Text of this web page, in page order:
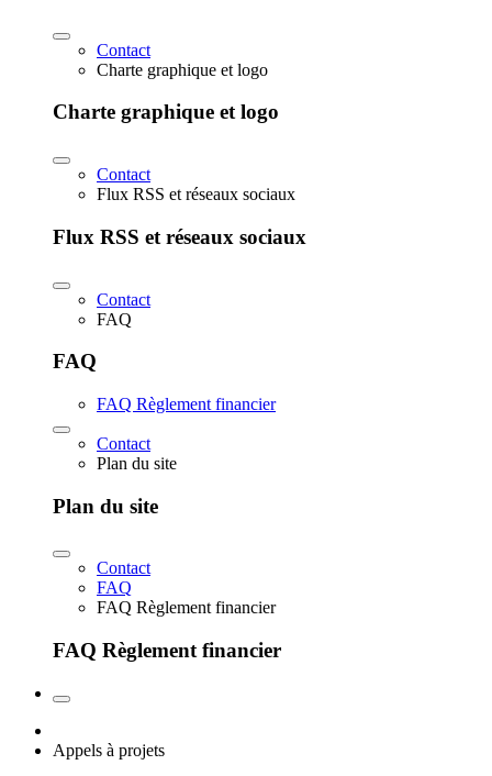
Contact
Charte graphique et logo
Charte graphique et logo
Contact
Flux RSS et réseaux sociaux
Flux RSS et réseaux sociaux
Contact
FAQ
FAQ
FAQ Règlement financier
Contact
Plan du site
Plan du site
Contact
FAQ
FAQ Règlement financier
FAQ Règlement financier
Appels à projets